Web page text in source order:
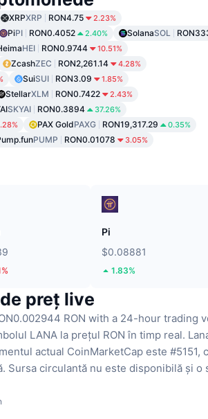
XRPXRP RON4.75 2.23%
PiPI RON0.4052 2.40% SolanaSOL
HEI RON0.9744 10.51%
ZcashZEC RON2,261.14 4.28%
SuiSUI RON3.09 1.85%
StellarXLM RON0.7422 2.43%
SKYAI RON0.3894 37.26%
PAX GoldPAXG RON19,317.29 0.35%
PUMP RON0.01078 3.05%
Pi
$0.08881
1.83%
preț live
RON with a 24-hour trading
LANA la prețul RON în timp real.
actual CoinMarketCap este #5151,
Sursa circulantă nu este disponibilă și o